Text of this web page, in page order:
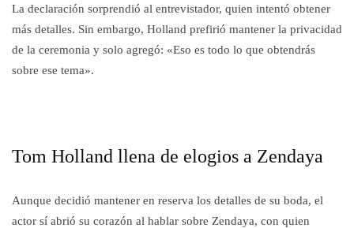
La declaración sorprendió al entrevistador, quien intentó obtener
más detalles. Sin embargo, Holland prefirió mantener la privacidad
de la ceremonia y solo agregó: «Eso es todo lo que obtendrás
sobre ese tema».
Tom Holland llena de elogios a Zendaya
Aunque decidió mantener en reserva los detalles de su boda, el
actor sí abrió su corazón al hablar sobre Zendaya, con quien